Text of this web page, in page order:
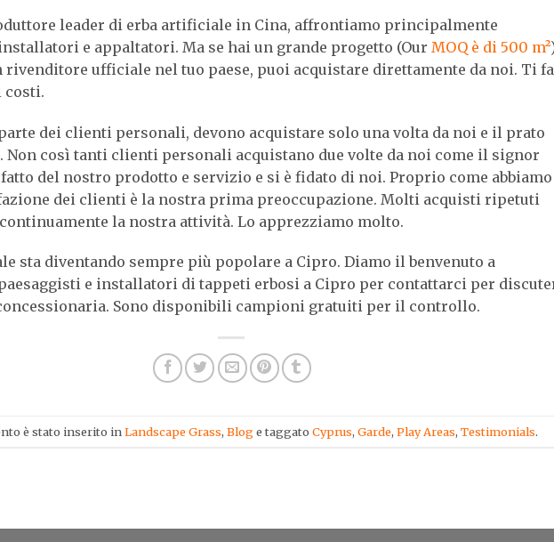
leader di erba artificiale in Cina, affrontiamo principalmente
e appaltatori. Ma se hai un grande progetto (Our MOQ è di 500 m²
rivenditore ufficiale nel tuo paese, puoi acquistare direttamente da noi. Ti
costi.
dei clienti personali, devono acquistare solo una volta da noi e il prato
Non così tanti clienti personali acquistano due volte da noi come il signor
del nostro prodotto e servizio e si è fidato di noi. Proprio come abbiamo
dei clienti è la nostra prima preoccupazione. Molti acquisti ripetuti
la nostra attività. Lo apprezziamo molto.
sta diventando sempre più popolare a Cipro. Diamo il benvenuto a
e installatori di tappeti erbosi a Cipro per contattarci per
Sono disponibili campioni gratuiti per il controllo.
è stato inserito inLandscape Grass, Bloge taggato Cyprus, Garde, Play Areas, Testimonials.